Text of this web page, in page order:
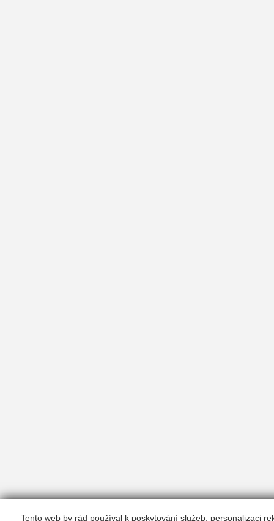
Tento web by rád používal k poskytování služeb, personalizaci